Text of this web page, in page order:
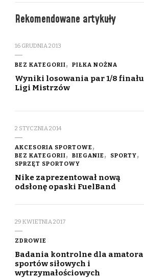
Rekomendowane artykuły
16 GRUDNIA 2013
BEZ KATEGORII PIŁKA NOŻNA
Wyniki losowania par 1/8 finału
Ligi Mistrzów
2 STYCZNIA 2014
AKCESORIA SPORTOWE
BEZ KATEGORII
BIEGANIE
SPORTY
SPRZĘT SPORTOWY
Nike zaprezentował nową
odsłonę opaski FuelBand
29 KWIETNIA 2017
ZDROWIE
Badania kontrolne dla amatora
sportów siłowych i
wytrzymałościowych